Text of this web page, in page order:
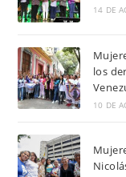
14 DE
los
10 DE